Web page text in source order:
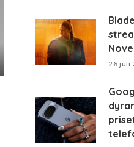
26 juli